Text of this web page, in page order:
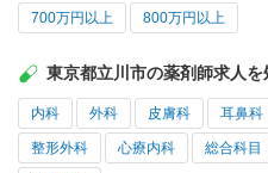
700万円以上 800万円以上
東京都立川市の薬剤師求人
内科 外科 皮膚科 耳鼻科
整形外科 心療内科 総合科目